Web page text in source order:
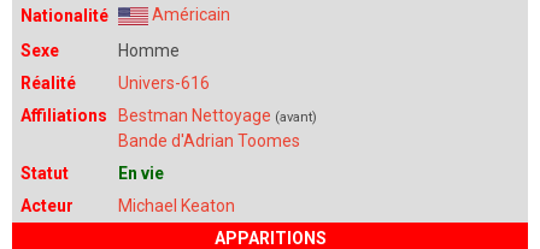
Nationalité
Américain
Sexe
Homme
Réalité
Univers-616
Affiliations
Bestman Nettoyage (avant)
Bande d'Adrian Toomes
Statut
En vie
Acteur
Michael Keaton
APPARITIONS